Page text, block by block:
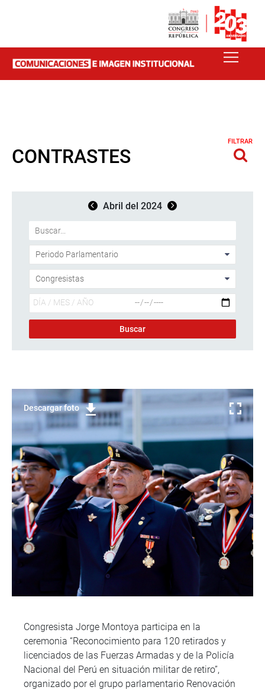
CONTRASTES
FILTRAR
Abril del 2024
Descargar foto
Congresista Jorge Montoya participa en la
ceremonia “Reconocimiento para 120 retirados y
licenciados de las Fuerzas Armadas y de la Policía
Nacional del Perú en situación militar de retiro”,
organizado por el grupo parlamentario Renovación